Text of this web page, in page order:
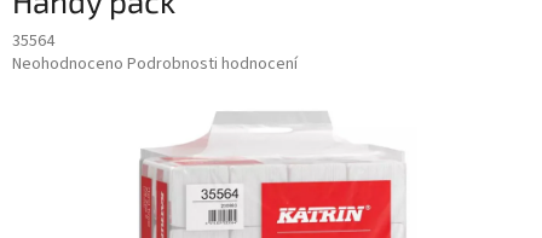
35564
Průměrné
Neohodnoceno Podrobnosti hodnocení